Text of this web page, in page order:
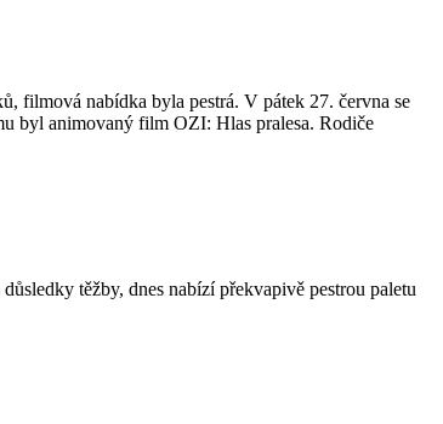
filmová nabídka byla pestrá. V pátek 27. června se
byl animovaný film OZI: Hlas pralesa. Rodiče
těžby, dnes nabízí překvapivě pestrou paletu